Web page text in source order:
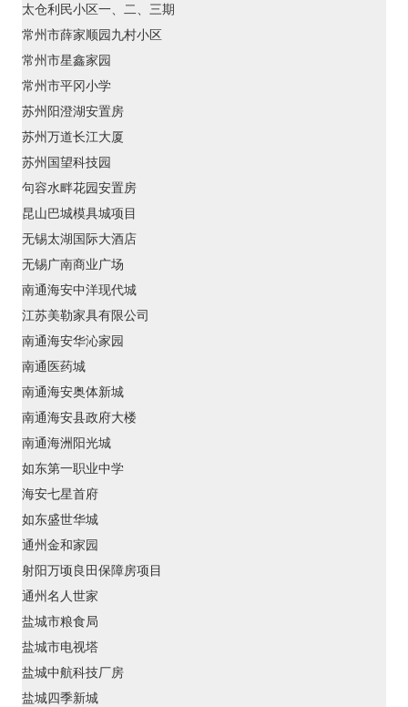
太仓利民小区一、二、三期
常州市薛家顺园九村小区
常州市星鑫家园
常州市平冈小学
苏州阳澄湖安置房
苏州万道长江大厦
苏州国望科技园
句容水畔花园安置房
昆山巴城模具城项目
无锡太湖国际大酒店
无锡广南商业广场
南通海安中洋现代城
江苏美勒家具有限公司
南通海安华沁家园
南通医药城
南通海安奥体新城
南通海安县政府大楼
南通海洲阳光城
如东第一职业中学
海安七星首府
如东盛世华城
通州金和家园
射阳万顷良田保障房项目
通州名人世家
盐城市粮食局
盐城市电视塔
盐城中航科技厂房
盐城四季新城